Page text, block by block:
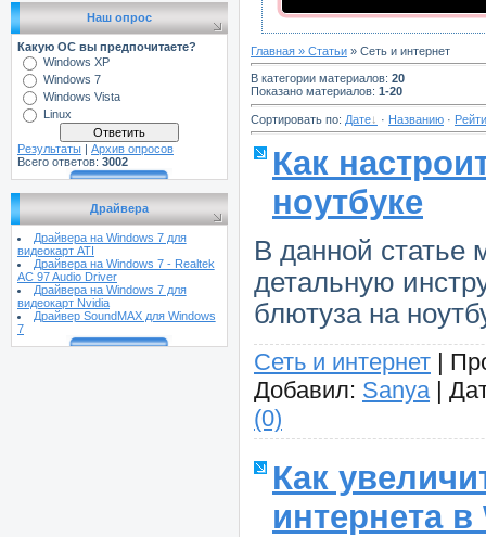
Наш опрос
Какую ОС вы предпочитаете?
Windows XP
Windows 7
Windows Vista
Linux
Результаты | Архив опросов
Всего ответов: 3002
Драйвера
Драйвера на Windows 7 для
видеокарт ATI
Драйвера на Windows 7 - Realtek
AC 97 Audio Driver
Драйвера на Windows 7 для
видеокарт Nvidia
Драйвер SoundMAX для Windows
7
Главная » Статьи » Сеть и интернет
В категории материалов: 20
Показано материалов: 1-20
Сортировать по: Дате · Названию ·
Как
ноутбуке
В данной статье
детальную
блютуза на
Сеть и интернет |
Добавил: Sanya |
(0)
Как
интернета